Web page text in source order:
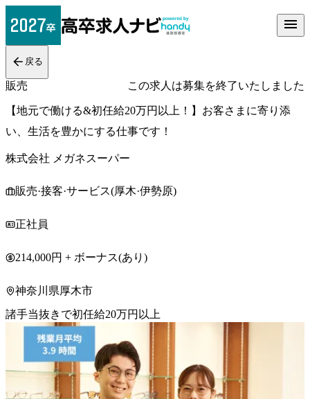
戻る
販売 この求人は募集を終了いたしました
【地元で働ける&初任給20万円以上！】お客さまに寄り添
い、生活を豊かにする仕事です！
株式会社 メガネスーパー
販売·接客·サービス(厚木·伊勢原)
正社員
214,000円 + ボーナス(あり)
神奈川県厚木市
諸手当抜きで初任給20万円以上